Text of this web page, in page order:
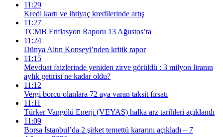
11:29
Kredi kartı ve ihtiyaç kredilerinde artış
11:27
TCMB Enflasyon Raporu 13 Ağustos’ta
11:24
Dünya Altın Konseyi’nden kritik rapor
11:15
Mevduat faizlerinde yeniden zirve görüldü : 3 milyon liranın
aylık getirisi ne kadar oldu?
11:12
Vergi borcu olanlara 72 aya varan taksit fırsatı
11:11
Türker Vangölü Enerji (VEYAS) halka arz tarihleri açıklandı
11:09
Borsa İstanbul’da 2 şirket temettü kararını açıkladı – 7